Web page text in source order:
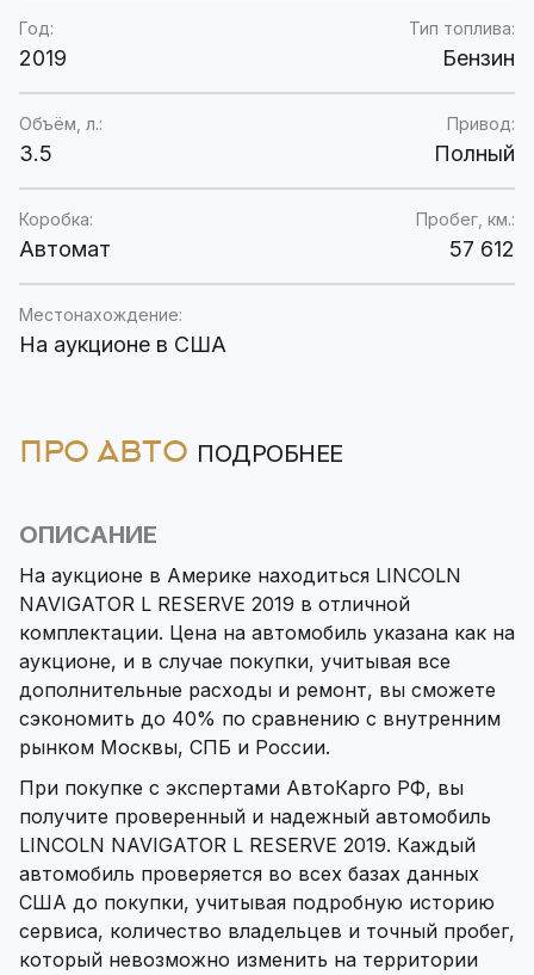
Год:
2019
Тип топлива:
Бензин
Объём, л.:
3.5
Привод:
Полный
Коробка:
Автомат
Пробег, км.:
57 612
Местонахождение:
На аукционе в США
ПРО АВТО ПОДРОБНЕЕ
ОПИСАНИЕ
На аукционе в Америке находиться LINCOLN
NAVIGATOR L RESERVE 2019 в отличной
комплектации. Цена на автомобиль указана как на
аукционе, и в случае покупки, учитывая все
дополнительные расходы и ремонт, вы сможете
сэкономить до 40% по сравнению с внутренним
рынком Москвы, СПБ и России.
При покупке с экспертами АвтоКарго РФ, вы
получите проверенный и надежный автомобиль
LINCOLN NAVIGATOR L RESERVE 2019. Каждый
автомобиль проверяется во всех базах данных
США до покупки, учитывая подробную историю
сервиса, количество владельцев и точный пробег,
который невозможно изменить на территории